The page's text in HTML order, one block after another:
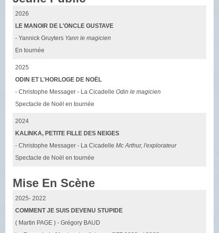
2026
LE MANOIR DE L'ONCLE GUSTAVE
- Yannick Gruyters Yann le magicien
En tournée
2025
ODIN ET L'HORLOGE DE NOËL
- Christophe Messager - La CicadelleOdin le magicien
Spectacle de Noël en tournée
2024
KALINKA, PETITE FILLE DES NEIGES
- Christophe Messager - La CicadelleMc Arthur, l'explorateur
Spectacle de Noël en tournée
Mise En Scène
2025- 2022
COMMENT JE SUIS DEVENU STUPIDE
( Martin PAGE ) - Grégory BAUD